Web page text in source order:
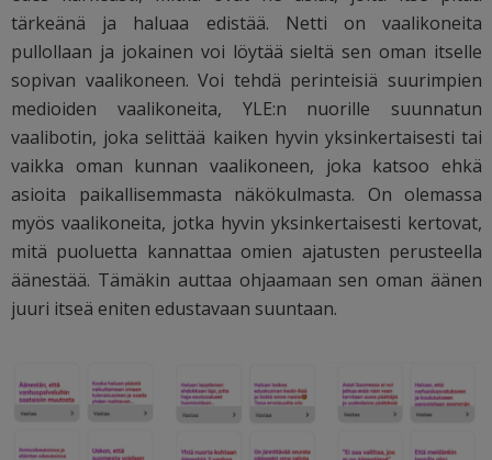
tärkeänä ja haluaa edistää. Netti on vaalikoneita
pullollaan ja jokainen voi löytää sieltä sen oman itselle
sopivan vaalikoneen. Voi tehdä perinteisiä suurimpien
medioiden vaalikoneita, YLE:n nuorille suunnatun
vaalibotin, joka selittää kaiken hyvin yksinkertaisesti tai
vaikka oman kunnan vaalikoneen, joka katsoo ehkä
asioita paikallisemmasta näkökulmasta. On olemassa
myös vaalikoneita, jotka hyvin yksinkertaisesti kertovat,
mitä puoluetta kannattaa omien ajatusten perusteella
äänestää. Tämäkin auttaa ohjaamaan sen oman äänen
juuri itseä eniten edustavaan suuntaan.